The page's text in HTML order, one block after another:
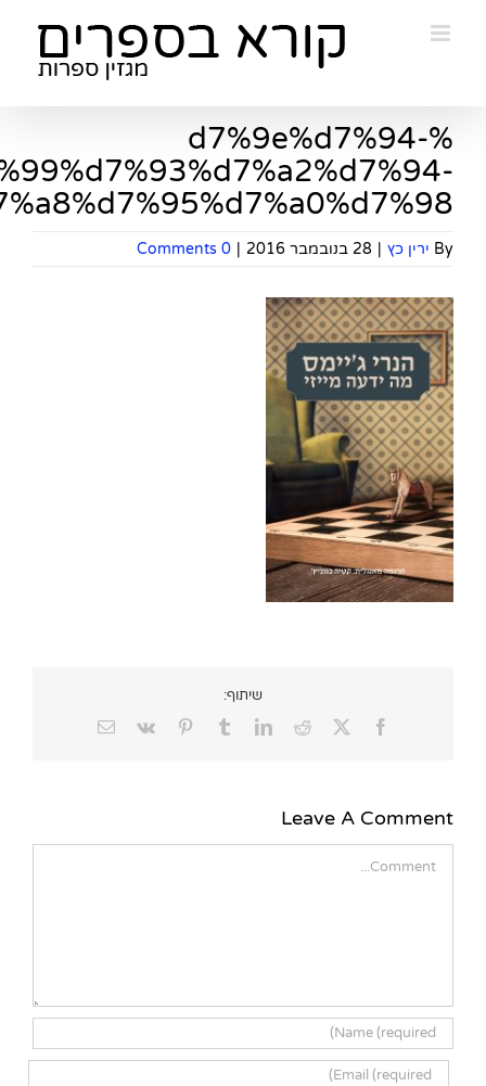
%d7%9e%d7%94-
By ירין כץ | 28 בנובמבר 2016 |
0 Comments
שיתוף:
Facebook
X
Reddit
LinkedIn
Tumblr
Pinterest
Vk
Email
Leave A Comment